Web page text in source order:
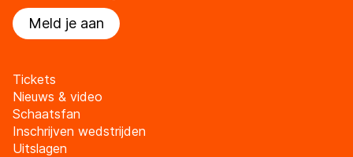
Meld je aan
Tickets
Nieuws & video
Schaatsfan
Inschrijven wedstrijden
Uitslagen